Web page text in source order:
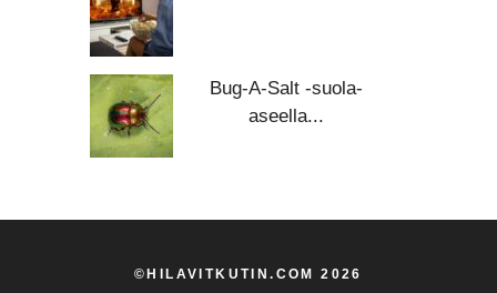
Bug-A-Salt -suola-
aseella...
©HILAVITKUTIN.COM 2026